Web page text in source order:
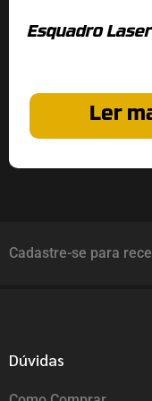
Esquadro
Ler
Cadastre-se para
Dúvidas